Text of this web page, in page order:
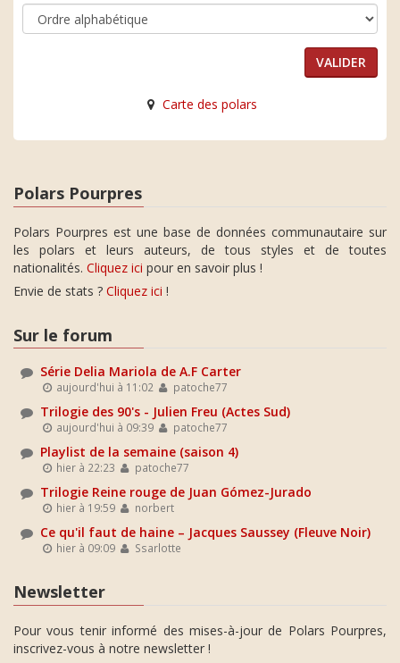
Carte des polars
Polars Pourpres
Polars Pourpres est une base de données communautaire sur
les polars et leurs auteurs, de tous styles et de toutes
nationalités. Cliquez ici pour en savoir plus !
Envie de stats ? Cliquez ici !
Sur le forum
Série Delia Mariola de A.F Carter
aujourd'hui à 11:02 patoche77
Trilogie des 90's - Julien Freu (Actes Sud)
aujourd'hui à 09:39 patoche77
Playlist de la semaine (saison 4)
hier à 22:23 patoche77
Trilogie Reine rouge de Juan Gómez-Jurado
hier à 19:59 norbert
Ce qu'il faut de haine – Jacques Saussey (Fleuve Noir)
hier à 09:09 Ssarlotte
Newsletter
Pour vous tenir informé des mises-à-jour de Polars Pourpres,
inscrivez-vous à notre newsletter !